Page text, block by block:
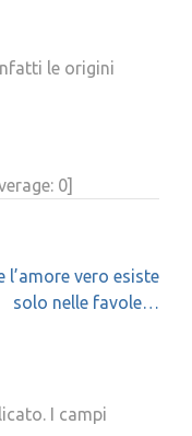
le origini
0]
l’amore vero esiste
solo nelle favole…
I campi